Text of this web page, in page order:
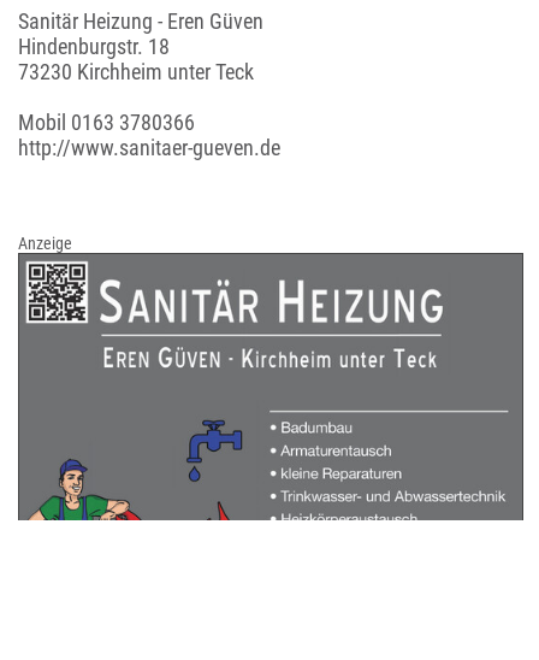
Sanitär Heizung - Eren Güven
Hindenburgstr. 18
73230 Kirchheim unter Teck
Mobil 0163 3780366
http://www.sanitaer-gueven.de
Anzeige